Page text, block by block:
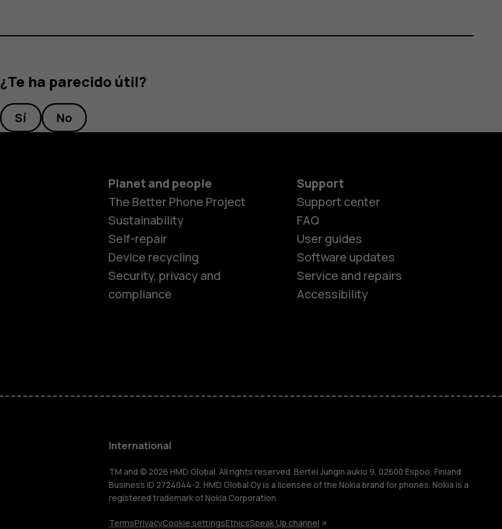
Smartphones
Accessories
HMD Terra M
For business
¿Te ha parecido útil?
Sí No
Planet and people
The Better Phone Project
Sustainability
Self-repair
Device recycling
Security, privacy and
compliance
Support
Support center
FAQ
User guides
Software updates
Service and repairs
Accessibility
International
TM and © 2026 HMD Global. All rights reserved. Bertel Jungin aukio 9, 02600 Espoo, Finland.
Business ID 2724044-2. HMD Global Oy is a licensee of the Nokia brand for phones. Nokia is a
registered trademark of Nokia Corporation.
TermsPrivacyCookie settingsEthicsSpeak Up channel